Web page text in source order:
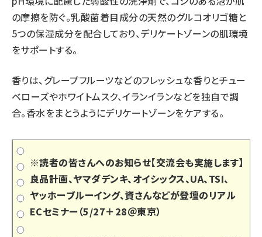
の摩擦を防ぐ。乳酸菌着目成分の天然のグルコオリゴ糖と
5つの保湿成分を配合しており、デリケートゾーンの肌環境
をサポートする。
香りは、グレープフルーツなどのフレッシュな香りとチュー
ベローズやホワイトムスク、イランイランなどを独自で調
合。香水をまとうようにデリケートゾーンをケアする。
※読者の皆さんへのお知らせ【交流会も実施します】
良品計画、ヤマダデンキ、オイシックス、UA、TSI、
ヤッホーブルーイング、資さんなどが登壇のリアル
ECセミナー（5/27＋28＠東京）